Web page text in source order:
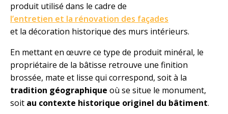
produit utilisé dans le cadre de
l’entretien et la rénovation des façades
et la décoration historique des murs intérieurs.
En mettant en œuvre ce type de produit minéral, le
propriétaire de la bâtisse retrouve une finition
brossée, mate et lisse qui correspond, soit à la
tradition géographique où se situe le monument,
soit au contexte historique originel du bâtiment.